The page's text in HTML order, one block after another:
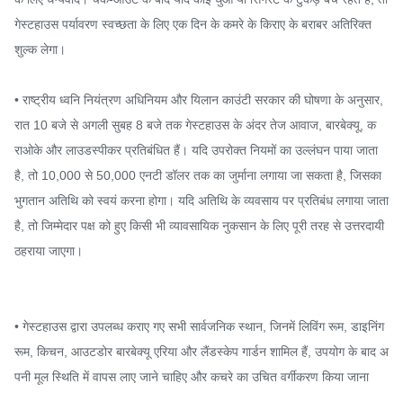
गेस्टहाउस पर्यावरण स्वच्छता के लिए एक दिन के कमरे के किराए के बराबर अतिरिक्त
शुल्क लेगा।
• राष्ट्रीय ध्वनि नियंत्रण अधिनियम और यिलान काउंटी सरकार की घोषणा के अनुसार,
रात 10 बजे से अगली सुबह 8 बजे तक गेस्टहाउस के अंदर तेज आवाज, बारबेक्यू, क
राओके और लाउडस्पीकर प्रतिबंधित हैं। यदि उपरोक्त नियमों का उल्लंघन पाया जाता
है, तो 10,000 से 50,000 एनटी डॉलर तक का जुर्माना लगाया जा सकता है, जिसका
भुगतान अतिथि को स्वयं करना होगा। यदि अतिथि के व्यवसाय पर प्रतिबंध लगाया जाता
है, तो जिम्मेदार पक्ष को हुए किसी भी व्यावसायिक नुकसान के लिए पूरी तरह से उत्तरदायी
ठहराया जाएगा।
• गेस्टहाउस द्वारा उपलब्ध कराए गए सभी सार्वजनिक स्थान, जिनमें लिविंग रूम, डाइनिंग
रूम, किचन, आउटडोर बारबेक्यू एरिया और लैंडस्केप गार्डन शामिल हैं, उपयोग के बाद अ
पनी मूल स्थिति में वापस लाए जाने चाहिए और कचरे का उचित वर्गीकरण किया जाना